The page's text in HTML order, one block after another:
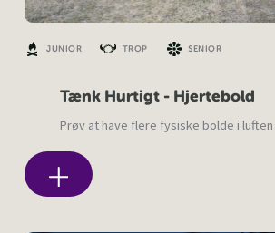
JUNIOR TROP SENIOR
Tænk Hurtigt - Hjertebold
Prøv at have flere fysiske bolde i luften